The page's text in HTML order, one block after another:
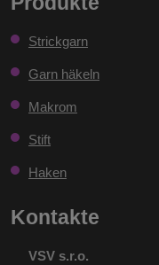
nicht
gesendet
werden
Strickgarn
Garn häkeln
Makrom
Stift
Haken
Kontakte
VSV s.r.o.